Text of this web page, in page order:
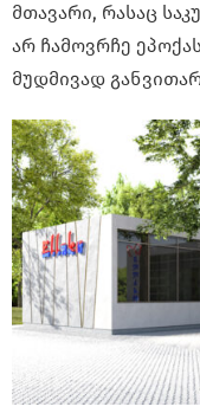
მთავარი, რასაც
არ ჩამოვრჩე
მუდმივად